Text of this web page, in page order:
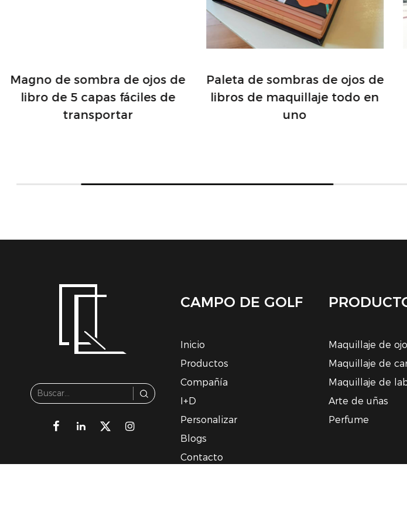
Magno de sombra de ojos de
libro de 5 capas fáciles de
transportar
Paleta de sombras de ojos de
libros de maquillaje todo en
uno
CAMPO DE GOLF
Inicio
Productos
Compañía
I+D
Personalizar
Blogs
Contacto
Maquillaje de
Maquillaje de
Maquillaje de
Arte de uñas
Perfume